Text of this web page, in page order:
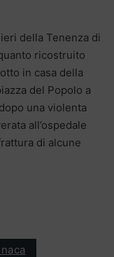
della Tenenza di
ricostruito
in casa della
del Popolo a
una violenta
all’ospedale
di alcune